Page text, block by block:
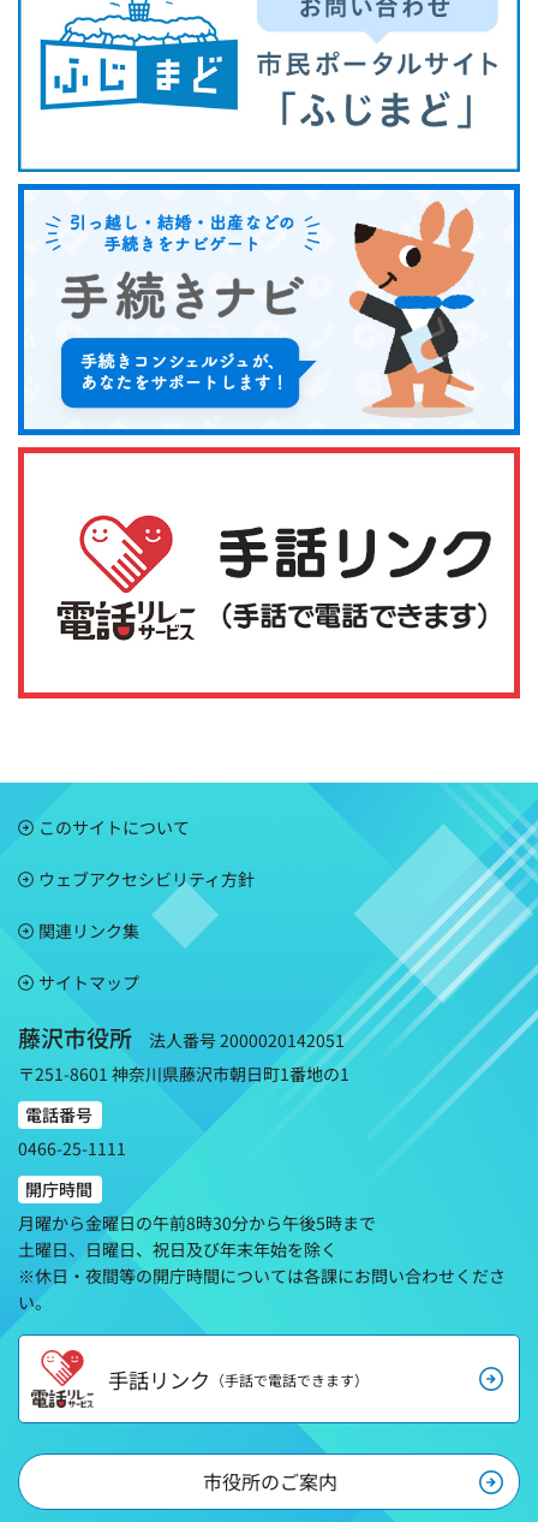
このサイトについて
ウェブアクセシビリティ方針
関連リンク集
サイトマップ
藤沢市役所
法人番号 2000020142051
〒251-8601 神奈川県藤沢市朝日町1番地の1
電話番号
0466-25-1111
開庁時間
月曜から金曜日の午前8時30分から午後5時まで
土曜日、日曜日、祝日及び年末年始を除く
※休日・夜間等の開庁時間については各課にお問い合わせくださ
い。
手話リンク （手話で電話できます）
市役所のご案内